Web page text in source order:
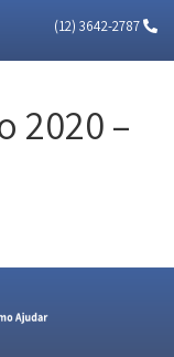
(12) 3642-2787
2020 –